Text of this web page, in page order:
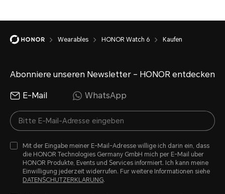
Wearables HONOR Watch 6 Kaufen
Abonniere unseren Newsletter – HONOR entdecken
E-Mail WhatsApp
Mit der Eingabe meiner E-Mail-Adresse willige ich darin ein, dass
die HONOR Technologies Germany GmbH mich per E-Mail uber
HONOR Produkte, Events und Services informiert. Ich kann meine
Einwilligung jederzeit widerrufen. Fur weitere Informationen siehe
DATENSCHUTZERKLARUNG.